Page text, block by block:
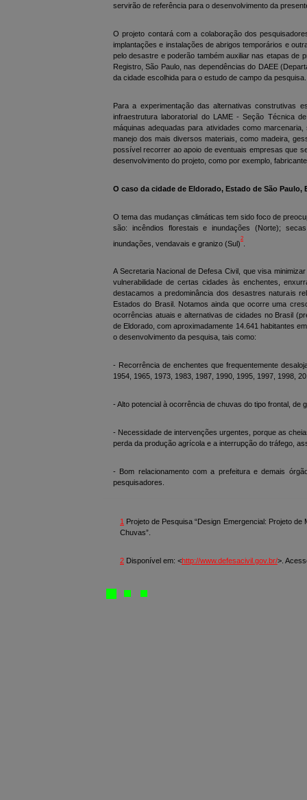
servirão de referência para o desenvolvimento da
O projeto contará com a colaboração dos
implantações e instalações de abrigos temporários e
pelo desastre e poderão também auxiliar nas etapas de
Registro, São Paulo, nas dependências do DAEE
da cidade escolhida para o estudo de campo da pesquisa.
Para a experimentação das alternativas construtivas
infraestrutura laboratorial do LAME - Seção Técnica
máquinas adequadas para atividades como
manejo dos mais diversos materiais, como madeira,
possível recorrer ao apoio de eventuais empresas que
desenvolvimento do projeto, como por exemplo,
O caso da cidade de Eldorado, Estado de São Paulo,
O tema das mudanças climáticas tem sido foco de
são: incêndios florestais e inundações (Norte);
inundações, vendavais e granizo (Sul)
2
A Secretaria Nacional de Defesa Civil, que visa
vulnerabilidade de certas cidades às enchentes,
destacamos a predominância dos desastres naturais
Estados do Brasil. Notamos ainda que ocorre uma
ocorrências atuais e alternativas de cidades no Brasil
de Eldorado, com aproximadamente 14.641 habitantes
o desenvolvimento da pesquisa, tais como:
- Recorrência de enchentes que frequentemente
1954, 1965, 1973, 1983, 1987, 1990, 1995, 1997, 1998,
- Alto potencial à ocorrência de chuvas do tipo frontal, de
- Necessidade de intervenções urgentes, porque as
perda da produção agrícola e a interrupção do tráfego,
- Bom relacionamento com a prefeitura e demais
pesquisadores.
1 Projeto de Pesquisa “Design Emergencial: Projeto
Chuvas”.
2 Disponível em: <http://www.defesacivil.gov.br/>.